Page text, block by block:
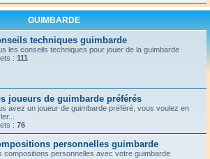
GUIMBARDE
techniques guimbarde
les conseils techniques pour jouer de la guimbarde
: 111
joueurs de guimbarde préférés
avez un joueur de guimbarde préféré, vous voulez en
: 76
personnelles guimbarde
compositions personnelles avec votre guimbarde